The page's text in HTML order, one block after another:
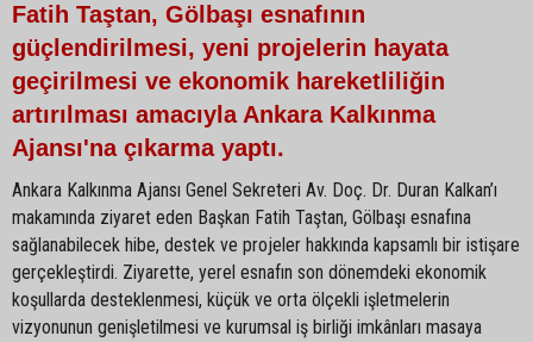
Fatih Taştan, Gölbaşı esnafının
güçlendirilmesi, yeni projelerin hayata
geçirilmesi ve ekonomik hareketliliğin
artırılması amacıyla Ankara Kalkınma
Ajansı'na çıkarma yaptı.
Ankara Kalkınma Ajansı Genel Sekreteri Av. Doç. Dr. Duran Kalkan’ı
makamında ziyaret eden Başkan Fatih Taştan, Gölbaşı esnafına
sağlanabilecek hibe, destek ve projeler hakkında kapsamlı bir istişare
gerçekleştirdi. Ziyarette, yerel esnafın son dönemdeki ekonomik
koşullarda desteklenmesi, küçük ve orta ölçekli işletmelerin
vizyonunun genişletilmesi ve kurumsal iş birliği imkânları masaya